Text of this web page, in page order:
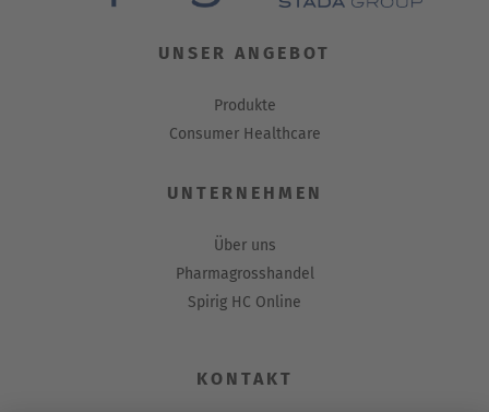
UNSER ANGEBOT
Produkte
Consumer Healthcare
UNTERNEHMEN
Über uns
Pharmagrosshandel
Spirig HC Online
KONTAKT